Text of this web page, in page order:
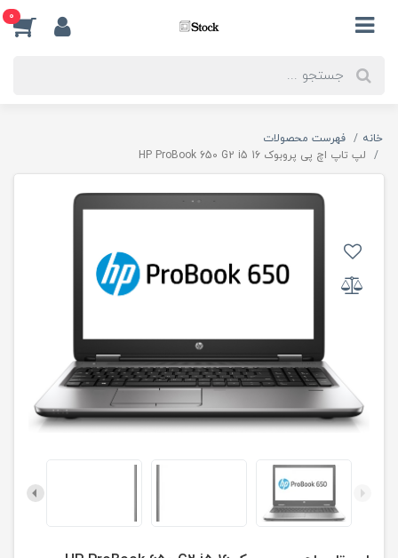
0
خانه
فهرست محصولات
لپ تاپ اچ پی پروبوک HP ProBook 650 G2 i5 16